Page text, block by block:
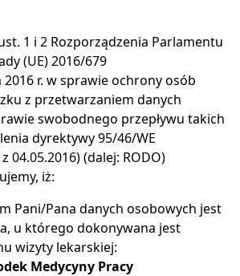
1 i 2 Rozporządzenia Parlamentu
(UE) 2016/679
r. w sprawie ochrony osób
z przetwarzaniem danych
swobodnego przepływu takich
dyrektywy 95/46/WE
04.05.2016) (dalej: RODO)
iż:
Pani/Pana danych osobowych jest
u którego dokonywana jest
wizyty lekarskiej:
Medycyny Pracy